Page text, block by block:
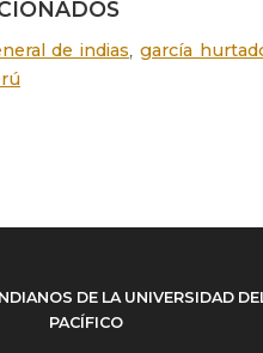
de indias, garcía
DE LA UNIVERSIDAD
PACÍFICO